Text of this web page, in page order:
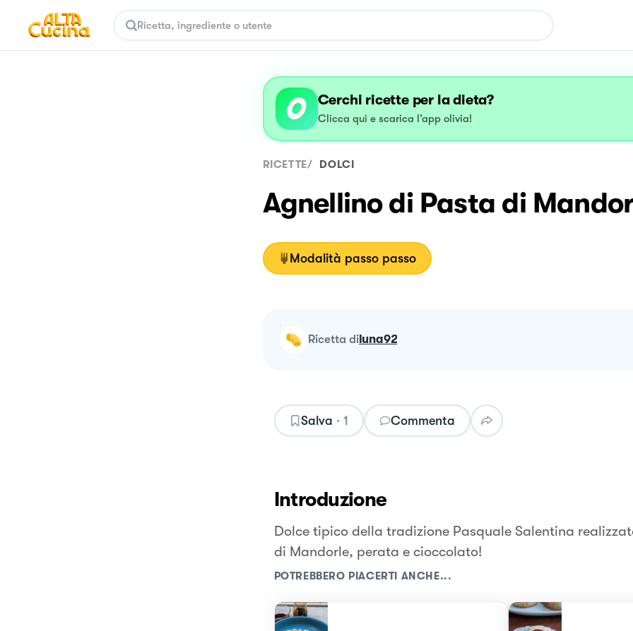
Cerchi ricette per la dieta?
Clicca qui e scarica l’app olivia!
RICETTE/ DOLCI
Agnellino di Pasta di
Modalità passo passo
ricetta diluna92
Salva · 1 Commenta
Introduzione
Dolce tipico della tradizione Pasquale Salentina
di Mandorle, perata e cioccolato!
POTREBBERO PIACERTI ANCHE...